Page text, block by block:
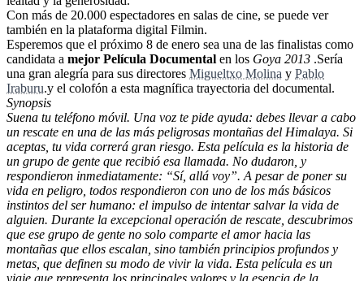
Con más de 20.000 espectadores en salas de cine, se puede ver
también en la plataforma digital Filmin.
Esperemos que el próximo 8 de enero sea una de las finalistas como
candidata a mejor Película Documental en los Goya 2013 .Sería
una gran alegría para sus directores Migueltxo Molina y Pablo
Iraburu.y el colofón a esta magnífica trayectoria del documental.
Synopsis
Suena tu teléfono móvil. Una voz te pide ayuda: debes llevar a cabo
un rescate en una de las más peligrosas montañas del Himalaya. Si
aceptas, tu vida correrá gran riesgo. Esta película es la historia de
un grupo de gente que recibió esa llamada. No dudaron, y
respondieron inmediatamente: “Sí, allá voy”. A pesar de poner su
vida en peligro, todos respondieron con uno de los más básicos
instintos del ser humano: el impulso de intentar salvar la vida de
alguien. Durante la excepcional operación de rescate, descubrimos
que ese grupo de gente no solo comparte el amor hacia las
montañas que ellos escalan, sino también principios profundos y
metas, que definen su modo de vivir la vida. Esta película es un